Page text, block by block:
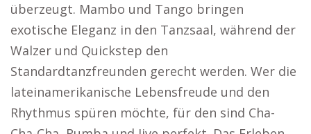
überzeugt. Mambo und Tango bringen
exotische Eleganz in den Tanzsaal, während der
Walzer und Quickstep den
Standardtanzfreunden gerecht werden. Wer die
lateinamerikanische Lebensfreude und den
Rhythmus spüren möchte, für den sind Cha-